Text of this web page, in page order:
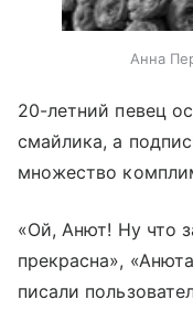
Анна
20-летний певец
смайлика, а
множество
«Ой, Анют! Ну что
прекрасна»,
писали